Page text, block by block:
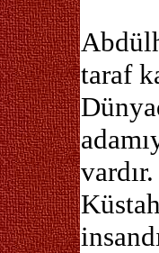
taraf